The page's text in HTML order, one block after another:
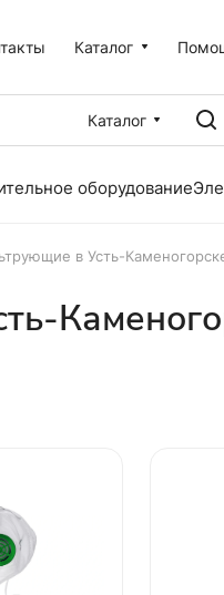
Каталог
Каталог
оборудование
в Усть-